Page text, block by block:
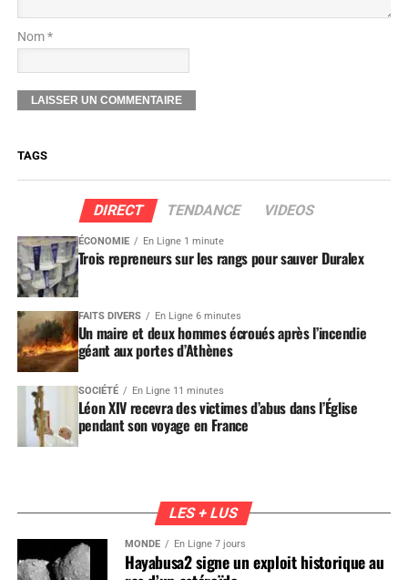
Nom *
TAGS
DIRECT TENDANCE VIDEOS
ÉCONOMIE En Ligne 1 minute
Trois repreneurs sur les rangs pour sauver Duralex
FAITS DIVERS En Ligne 6 minutes
Un maire et deux hommes écroués après l’incendie
géant aux portes d’Athènes
SOCIÉTÉ En Ligne 11 minutes
Léon XIV recevra des victimes d’abus dans l’Église
pendant son voyage en France
LES + LUS
MONDE En Ligne 7 jours
Hayabusa2 signe un exploit historique au